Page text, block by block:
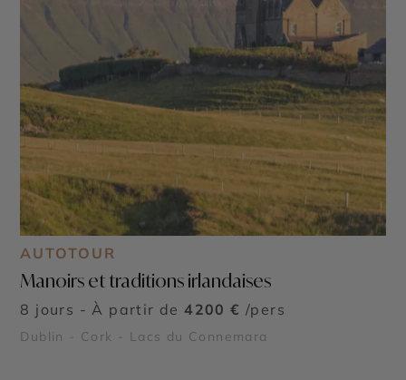
AUTOTOUR
Manoirs et traditions irlandaises
8 jours - À partir de 4200 € /pers
Dublin - Cork - Lacs du Connemara